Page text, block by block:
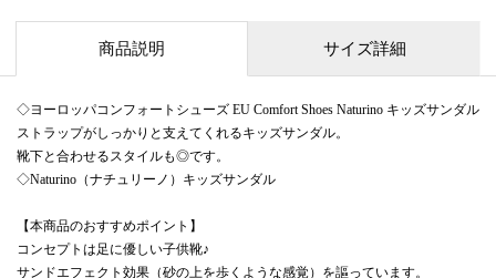
商品説明 サイズ詳細
◇ヨーロッパコンフォートシューズ EU Comfort Shoes Naturino キッズサンダル
ストラップがしっかりと支えてくれるキッズサンダル。
靴下と合わせるスタイルも◎です。
◇Naturino（ナチュリーノ）キッズサンダル
【本商品のおすすめポイント】
コンセプトは足に優しい子供靴♪
サンドエフェクト効果（砂の上を歩くような感覚）を謳っています。